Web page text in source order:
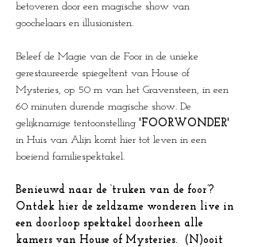
betoveren door een magische show van
goochelaars en illusionisten.
Beleef de Magie van de Foor in de unieke
gerestaureerde spiegeltent van House of
Mysteries, op 50 m van het Gravensteen, in een
60 minuten durende magische show. De
gelijknamige tentoonstelling 'FOORWONDER'
in Huis van Alijn komt hier tot leven in een
boeiend familiespektakel.
Benieuwd naar de ‘truken van de foor’?
Ontdek hier de zeldzame wonderen live in
een doorloop spektakel doorheen alle
kamers van House of Mysteries.  (N)ooit